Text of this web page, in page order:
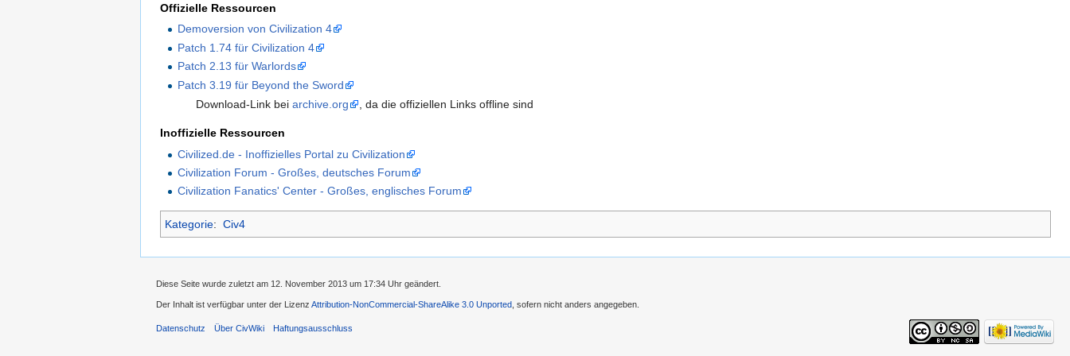
Offizielle Ressourcen
Demoversion von Civilization 4
Patch 1.74 für Civilization 4
Patch 2.13 für Warlords
Patch 3.19 für Beyond the Sword
Download-Link bei archive.org , da die offiziellen Links offline sind
Inoffizielle Ressourcen
Civilized.de - Inoffizielles Portal zu Civilization
Civilization Forum - Großes, deutsches Forum
Civilization Fanatics' Center - Großes, englisches Forum
Kategorie: Civ4
Diese Seite wurde zuletzt am 12. November 2013 um 17:34 Uhr geändert.
Der Inhalt ist verfügbar unter der Lizenz Attribution-NonCommercial-ShareAlike 3.0 Unported , sofern nicht anders angegeben.
Datenschutz Über CivWiki Haftungsausschluss